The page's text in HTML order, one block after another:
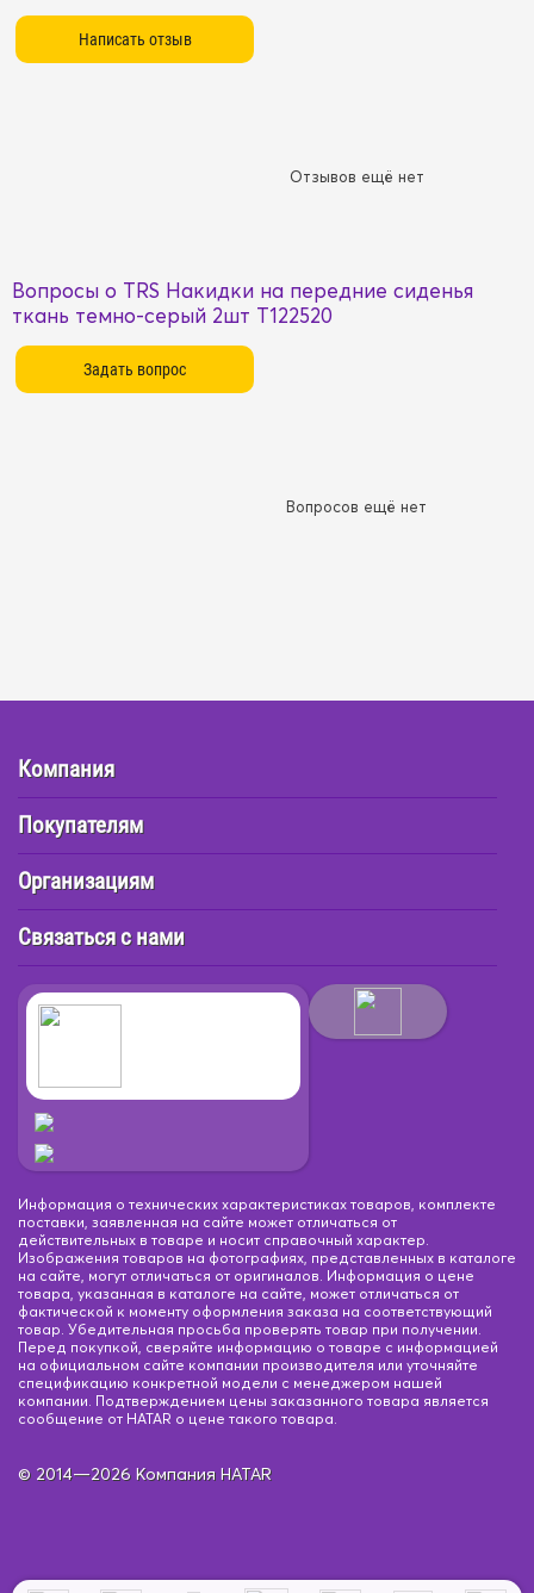
Отзывов ещё нет
Вопросы о TRS Накидки на передние сиденья
ткань темно-серый 2шт T122520
Вопросов ещё нет
Компания
Покупателям
Организациям
Связаться с нами
Информация о технических характеристиках товаров, комплекте
поставки, заявленная на сайте может отличаться от
действительных в товаре и носит справочный характер.
Изображения товаров на фотографиях, представленных в каталоге
на сайте, могут отличаться от оригиналов. Информация о цене
товара, указанная в каталоге на сайте, может отличаться от
фактической к моменту оформления заказа на соответствующий
товар. Убедительная просьба проверять товар при получении.
Перед покупкой, сверяйте информацию о товаре с информацией
на официальном сайте компании производителя или уточняйте
спецификацию конкретной модели с менеджером нашей
компании. Подтверждением цены заказанного товара является
сообщение от HATAR о цене такого товара.
© 2014—2026 Компания HATAR